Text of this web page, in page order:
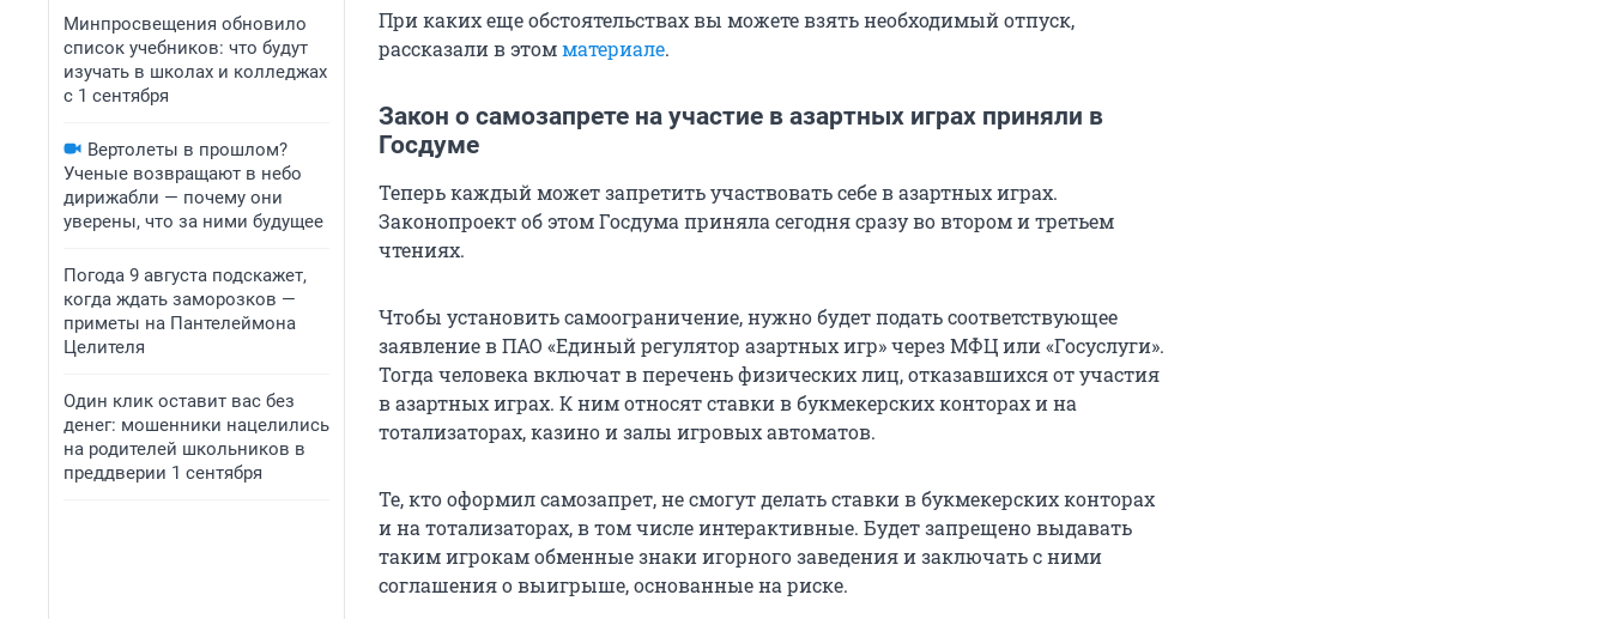
Минпросвещения обновило
список учебников: что будут
изучать в школах и колледжах
с 1 сентября
Вертолеты в прошлом?
Ученые возвращают в небо
дирижабли — почему они
уверены, что за ними будущее
Погода 9 августа подскажет,
когда ждать заморозков —
приметы на Пантелеймона
Целителя
Один клик оставит вас без
денег: мошенники нацелились
на родителей школьников в
преддверии 1 сентября
При каких еще обстоятельствах вы можете взять необходимый отпуск,
рассказали в этомматериале.
Закон о самозапрете на участие в азартных играх приняли в
Госдуме
Теперь каждый может запретить участвовать себе в азартных играх.
Законопроект об этом Госдума приняла сегодня сразу во втором и третьем
чтениях.
Чтобы установить самоограничение, нужно будет подать соответствующее
заявление в ПАО «Единый регулятор азартных игр» через МФЦ или «Госуслуги».
Тогда человека включат в перечень физических лиц, отказавшихся от участия
в азартных играх. К ним относят ставки в букмекерских конторах и на
тотализаторах, казино и залы игровых автоматов.
Те, кто оформил самозапрет, не смогут делать ставки в букмекерских конторах
и на тотализаторах, в том числе интерактивные. Будет запрещено выдавать
таким игрокам обменные знаки игорного заведения и заключать с ними
соглашения о выигрыше, основанные на риске.